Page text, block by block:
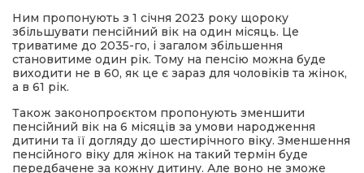
Ним пропонують з 1 січня 2023 року щороку
збільшувати пенсійний вік на один місяць. Це
триватиме до 2035-го, і загалом збільшення
становитиме один рік. Тому на пенсію можна буде
виходити не в 60, як це є зараз для чоловіків та жінок,
а в 61 рік.
Також законопроєктом пропонують зменшити
пенсійний вік на 6 місяців за умови народження
дитини та її догляду до шестирічного віку. Зменшення
пенсійного віку для жінок на такий термін буде
передбачене за кожну дитину. Але воно не зможе